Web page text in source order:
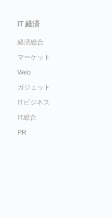
IT 経済
経済総合
マーケット
Web
ガジェット
ITビジネス
IT総合
PR